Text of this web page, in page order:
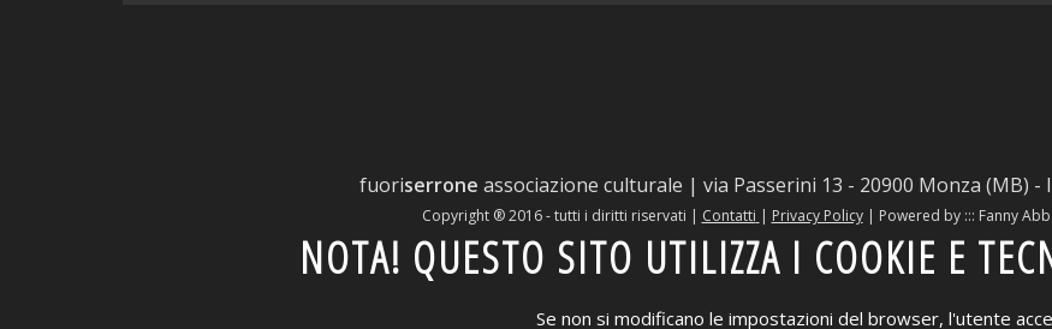
fuoriserrone associazione culturale | via Passerini 13 - 20900 Monza (MB) -
Copyright ® 2016 - tutti i diritti riservati | Contatti | Privacy Policy| Powered by ::: Fanny
NOTA! QUESTO SITO UTILIZZA I COOKIE E
Se non si modificano le impostazioni del browser, l'utente